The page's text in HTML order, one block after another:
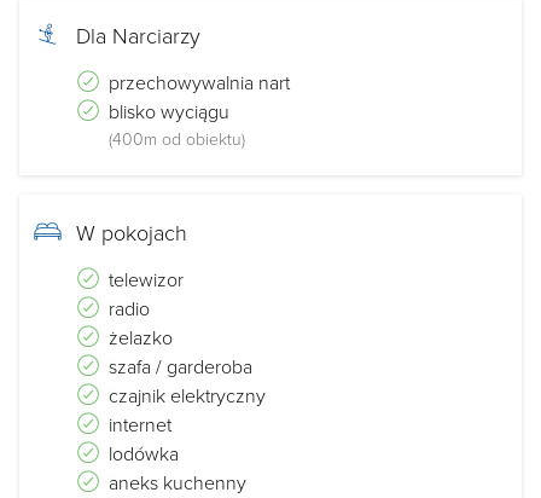
Dla Narciarzy
przechowywalnia nart
blisko wyciągu
(400m od obiektu)
W pokojach
telewizor
radio
żelazko
szafa / garderoba
czajnik elektryczny
internet
lodówka
aneks kuchenny